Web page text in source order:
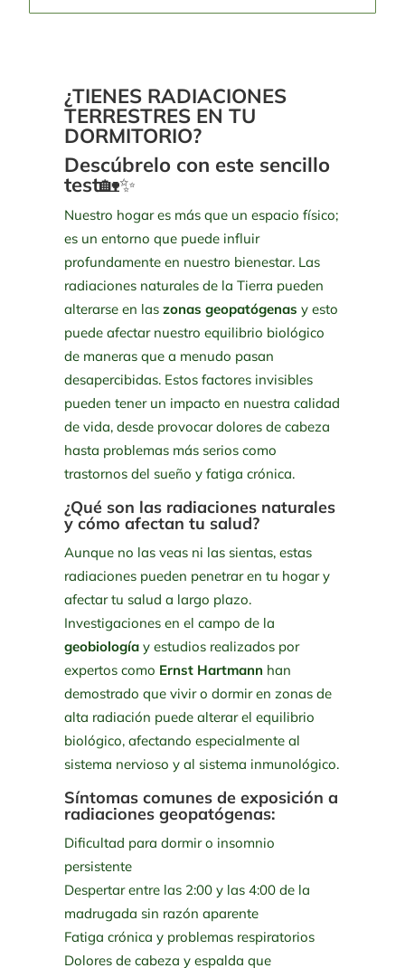
¿TIENES RADIACIONES
TERRESTRES EN TU
DORMITORIO?
Descúbrelo con este sencillo
test🏡✨
Nuestro hogar es más que un espacio físico;
es un entorno que puede influir
profundamente en nuestro bienestar. Las
radiaciones naturales de la Tierra pueden
alterarse en las zonas geopatógenas y esto
puede afectar nuestro equilibrio biológico
de maneras que a menudo pasan
desapercibidas. Estos factores invisibles
pueden tener un impacto en nuestra calidad
de vida, desde provocar dolores de cabeza
hasta problemas más serios como
trastornos del sueño y fatiga crónica.
¿Qué son las radiaciones naturales
y cómo afectan tu salud?
Aunque no las veas ni las sientas, estas
radiaciones pueden penetrar en tu hogar y
afectar tu salud a largo plazo.
Investigaciones en el campo de la
geobiologíay estudios realizados por
expertos como Ernst Hartmann han
demostrado que vivir o dormir en zonas de
alta radiación puede alterar el equilibrio
biológico, afectando especialmente al
sistema nervioso y al sistema inmunológico.
Síntomas comunes de exposición a
radiaciones geopatógenas:
Dificultad para dormir o insomnio
persistente
Despertar entre las 2:00 y las 4:00 de la
madrugada sin razón aparente
Fatiga crónica y problemas respiratorios
Dolores de cabeza y espalda que